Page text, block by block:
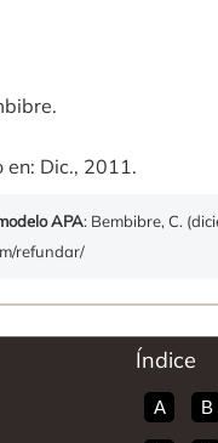
Dic., 2011.
APA: Bembibre, C.
refundar/
Índice
A B